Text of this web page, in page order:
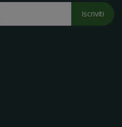
Iscriviti